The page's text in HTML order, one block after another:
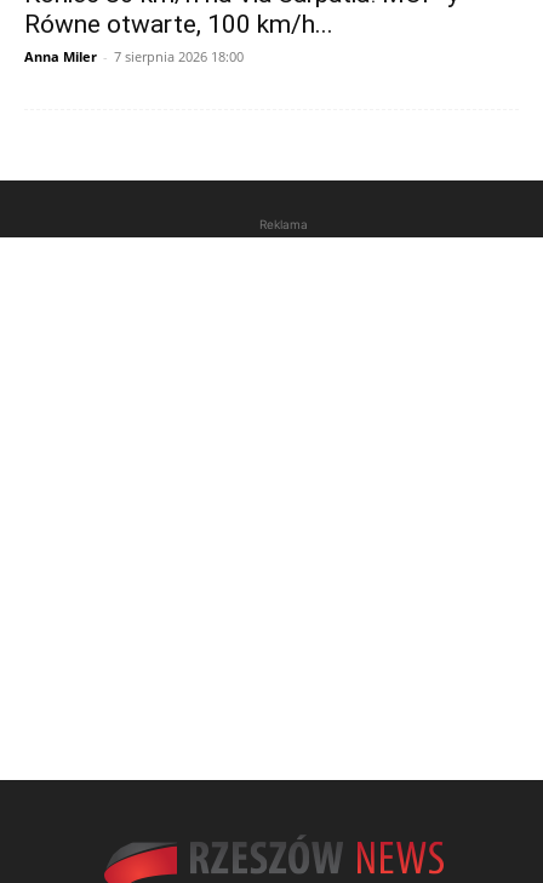
Równe otwarte, 100 km/h...
Anna Miler - 7 sierpnia 2026 18:00
Reklama